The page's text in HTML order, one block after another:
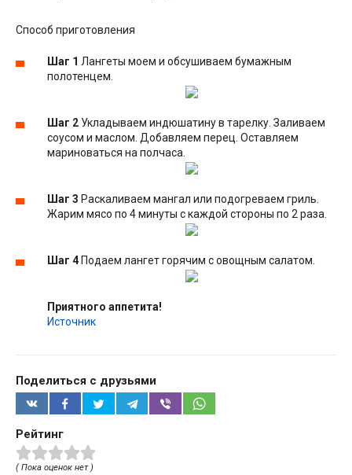
Способ приготовления
Шаг 1 Лангеты моем и обсушиваем бумажным
полотенцем.
Шаг 2 Укладываем индюшатину в тарелку. Заливаем
соусом и маслом. Добавляем перец. Оставляем
мариноваться на полчаса.
Шаг 3 Раскаливаем мангал или подогреваем гриль.
Жарим мясо по 4 минуты с каждой стороны по 2 раза.
Шаг 4 Подаем лангет горячим с овощным салатом.
Приятного аппетита!
Источник
Поделиться с друзьями
Рейтинг
( Пока оценок нет )